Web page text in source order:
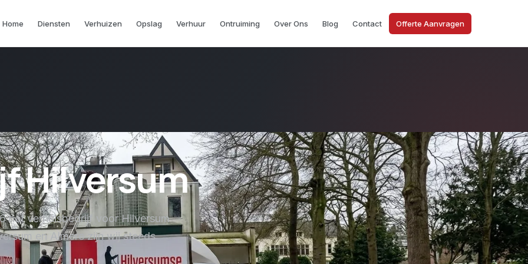
Home Diensten Verhuizen Opslag Verhuur Ontruiming Over Ons Blog Contact Offerte Aanvragen
Hilversum
hét verhuisbedrijf voor Hilversum
en Almere zijn wij steeds